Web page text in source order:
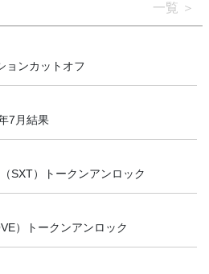
一覧
ョンカットオフ
7月結果
SXT）トークンアンロック
）トークンアンロック